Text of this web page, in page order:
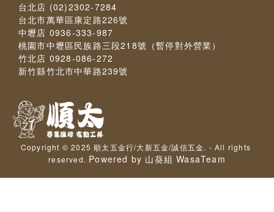
台北店 (02)2302-7284
台北市萬華區康定路226號
中壢店 0936-333-987
桃園市中壢區民族路三段218號（暫停對外營業）
竹北店 0928-086-272
新竹縣竹北市中華路239號
Copyright © 2025 順太五金行/大新五金/誠信五金. - All rights
reserved. Powered by 山葵組 WasaTeam